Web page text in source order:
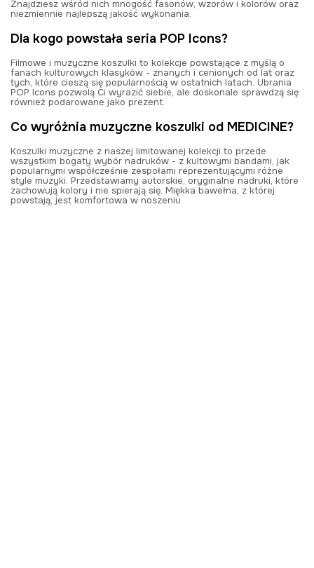
Znajdziesz wśród nich mnogość fasonów, wzorów i kolorów oraz
niezmiennie najlepszą jakość wykonania.
Dla kogo powstała seria POP Icons?
Filmowe i muzyczne koszulki to kolekcje powstające z myślą o
fanach kulturowych klasyków - znanych i cenionych od lat oraz
tych, które cieszą się popularnością w ostatnich latach. Ubrania
POP Icons pozwolą Ci wyrazić siebie, ale doskonale sprawdzą się
również podarowane jako prezent.
Co wyróżnia muzyczne koszulki od MEDICINE?
Koszulki muzyczne z naszej limitowanej kolekcji to przede
wszystkim bogaty wybór nadruków - z kultowymi bandami, jak
popularnymi współcześnie zespołami reprezentującymi różne
style muzyki. Przedstawiamy autorskie, oryginalne nadruki, które
zachowują kolory i nie spierają się. Miękka bawełna, z której
powstają, jest komfortowa w noszeniu.